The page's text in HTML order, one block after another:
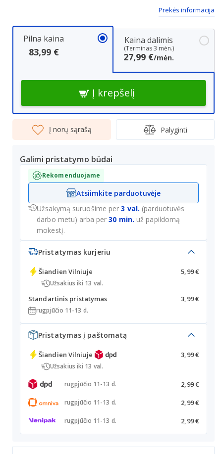
Prekės informacija
Pilna kaina
83,99 €
Kaina dalimis
(Terminas 3 mėn.)
27,99 €/mėn.
Į krepšelį
Į norų sąrašą Palyginti
Galimi pristatymo būdai
Rekomenduojame
Atsiimkite parduotuvėje
Užsakymą suruošime per3 val. (parduotuvės
darbo metu) arba per30 min. už papildomą
mokestį.
Pristatymas kurjeriu
Šiandien Vilniuje 5,99 €
Užsakius iki 13 val.
Standartinis pristatymas 3,99 €
rugpjūčio 11-13 d.
Pristatymas į paštomatą
Šiandien Vilniuje 3,99 €
Užsakius iki 13 val.
rugpjūčio 11-13 d. 2,99 €
rugpjūčio 11-13 d. 2,99 €
rugpjūčio 11-13 d. 2,99 €